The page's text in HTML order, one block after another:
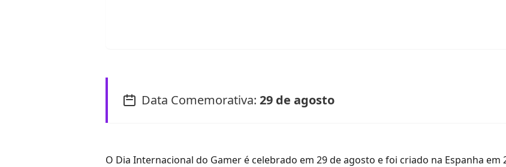
Data Comemorativa: 29 de agosto
O Dia Internacional do Gamer é celebrado em 29 de agosto e foi criado na Espanha